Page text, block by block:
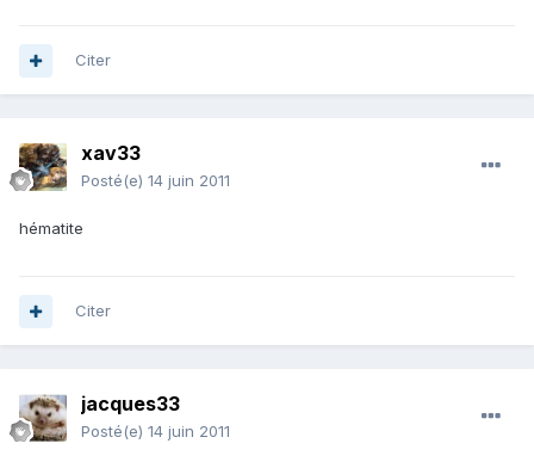
Citer
xav33
Posté(e) 14 juin 2011
hématite
Citer
jacques33
Posté(e) 14 juin 2011